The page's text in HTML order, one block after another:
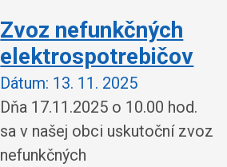
Zvoz nefunkčných
elektrospotrebičov
Dátum: 13. 11. 2025
Dňa 17.11.2025 o 10.00 hod.
sa v našej obci uskutoční zvoz
nefunkčných